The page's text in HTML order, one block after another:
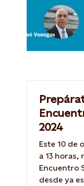
2024
Este 10 de
a 13 horas,
Encuentro
desde ya